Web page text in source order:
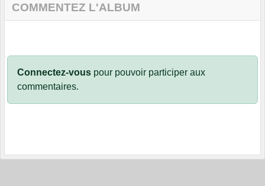
COMMENTEZ L'ALBUM
Connectez-vous pour pouvoir participer aux
commentaires.